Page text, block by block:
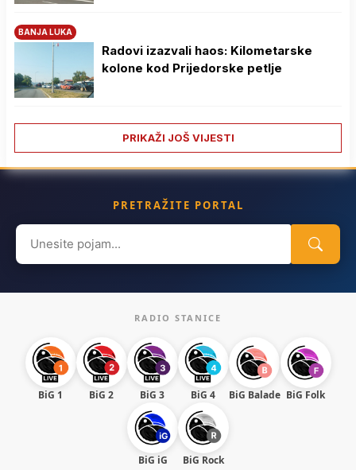
BANJA LUKA
Radovi izazvali haos: Kilometarske
kolone kod Prijedorske petlje
PRIKAŽI JOŠ VIJESTI
PRETRAŽITE PORTAL
Search
for:
RADIO STANICE
BiG 1 BiG 2 BiG 3 BiG 4 BiG Balade BiG Folk
BiG iG BiG Rock